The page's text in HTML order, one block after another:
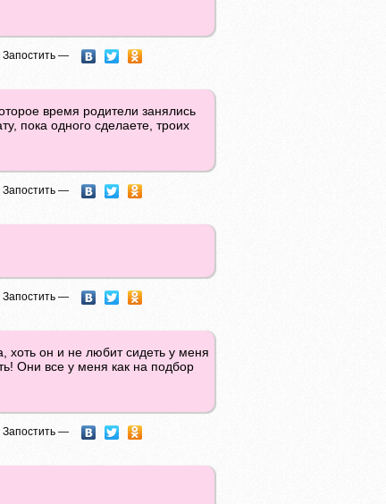
Запостить —
время родители занялись
пока одного сделаете, троих
Запостить —
Запостить —
хоть он и не любит сидеть у меня
Они все у меня как на подбор
Запостить —